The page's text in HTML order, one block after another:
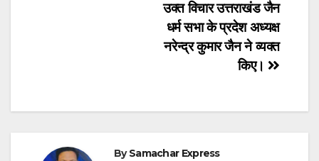
उक्त विचार उत्तराखंड जैन
धर्म सभा के प्रदेश अध्यक्ष
नरेन्द्र कुमार जैन ने व्यक्त
किए।
BySamachar Express